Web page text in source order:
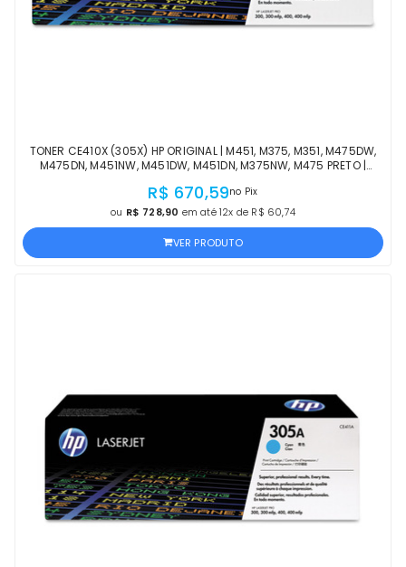
TONER CE410X (305X) HP ORIGINAL | M451, M375, M351, M475DW,
M475DN, M451NW, M451DW, M451DN, M375NW, M475 PRETO |
R$ 670,59no Pix
ou R$ 728,90 em até 12x de R$ 60,74
VER PRODUTO